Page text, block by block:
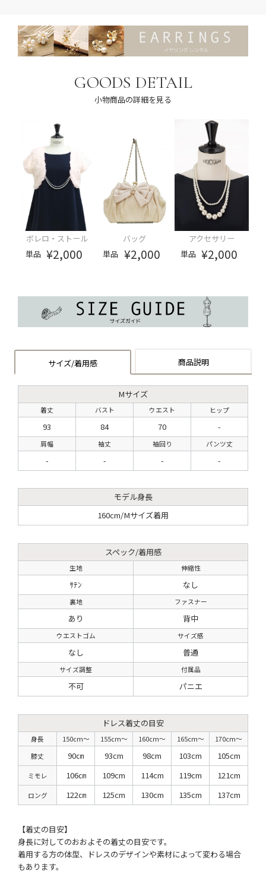
GOODS DETAIL
小物商品の詳細を見る
ボレロ・ストール
単品 ¥2,000
バッグ
単品 ¥2,000
アクセサリー
単品 ¥2,000
サイズ/着用感 商品説明
Mサイズ
着丈 バスト ウエスト ヒップ
93 84 70 -
肩幅 袖丈 袖回り パンツ丈
- - - -
モデル身長
160cm/Mサイズ着用
スペック/着用感
生地 伸縮性
ｻﾃﾝ なし
裏地 ファスナー
あり 背中
ウエストゴム サイズ感
なし 普通
サイズ調整 付属品
不可 パニエ
ドレス着丈の目安
身長 150cm〜 155cm〜 160cm〜 165cm〜
170cm〜
膝丈
90㎝ 93cm 98cm 103cm 105cm
ミモレ 106㎝ 109cm 114cm 119cm 121cm
ロング 122㎝ 125cm 130cm 135cm 137cm
【着丈の目安】
身長に対してのおおよその着丈の目安です。
着用する方の体型、ドレスのデザインや素材によって変わる場合
もあります。